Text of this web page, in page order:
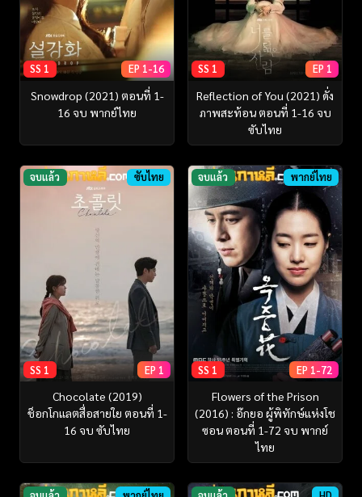
SS 1 EP 1-16
Snowdrop (2021) ตอนที่ 1-
16 จบ พากย์ไทย
SS 1 EP 1
Reflection of You (2021) ดั่ง
ภาพสะท้อน ตอนที่ 1-16 จบ
ซับไทย
จบแล้ว ซับไทย
SS 1 EP 1
Chocolate (2019)
ช็อกโกแลตสื่อสายใย ตอนที่ 1-
16 จบ ซับไทย
จบแล้ว พากย์ไทย
SS 1 EP 1-72
Flowers of the Prison
(2016) : อ๊กยอ ผู้พิทักษ์แห่งโช
ซอน ตอนที่ 1-72 จบ พากย์
ไทย